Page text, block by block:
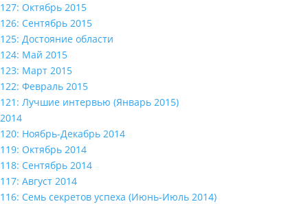
127: Октябрь 2015
126: Сентябрь 2015
125: Достояние области
124: Май 2015
123: Март 2015
122: Февраль 2015
121: Лучшие интервью (Январь 2015)
2014
120: Ноябрь-Декабрь 2014
119: Октябрь 2014
118: Сентябрь 2014
117: Август 2014
116: Семь секретов успеха (Июнь-Июль 2014)